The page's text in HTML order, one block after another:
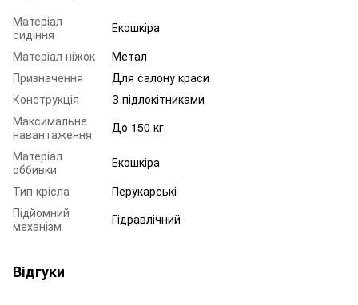
Матеріал
сидіння
Екошкіра
Матеріал ніжок
Метал
Призначення
Для салону краси
Конструкція
З підлокітниками
Максимальне
навантаження
До 150 кг
Матеріал
оббивки
Екошкіра
Тип крісла
Перукарські
Підйомний
механізм
Гідравлічний
Відгуки